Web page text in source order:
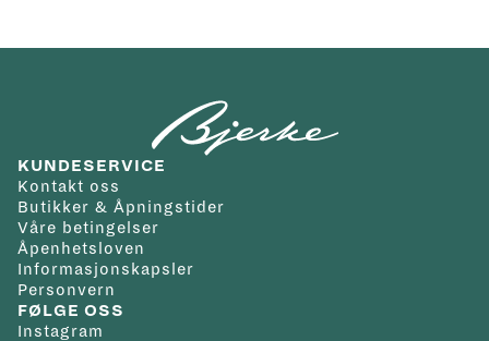
KUNDESERVICE
Kontakt oss
Butikker & Åpningstider
Våre betingelser
Åpenhetsloven
Informasjonskapsler
Personvern
FØLGE OSS
Instagram